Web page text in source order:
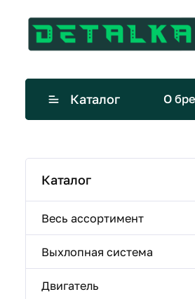
Каталог О
Каталог
Весь ассортимент
Выхлопная система
Двигатель